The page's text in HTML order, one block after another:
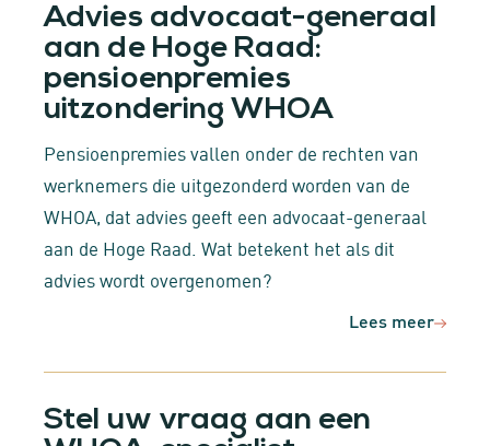
Advies advocaat-generaal
aan de Hoge Raad:
pensioenpremies
uitzondering WHOA
Pensioenpremies vallen onder de rechten van
werknemers die uitgezonderd worden van de
WHOA, dat advies geeft een advocaat-generaal
aan de Hoge Raad. Wat betekent het als dit
advies wordt overgenomen?
Lees meer
Stel uw vraag aan een